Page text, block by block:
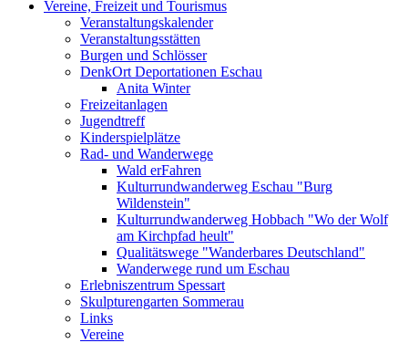
Vereine, Freizeit und Tourismus
Veranstaltungskalender
Veranstaltungsstätten
Burgen und Schlösser
DenkOrt Deportationen Eschau
Anita Winter
Freizeitanlagen
Jugendtreff
Kinderspielplätze
Rad- und Wanderwege
Wald erFahren
Kulturrundwanderweg Eschau "Burg
Wildenstein"
Kulturrundwanderweg Hobbach "Wo der Wolf
am Kirchpfad heult"
Qualitätswege "Wanderbares Deutschland"
Wanderwege rund um Eschau
Erlebniszentrum Spessart
Skulpturengarten Sommerau
Links
Vereine